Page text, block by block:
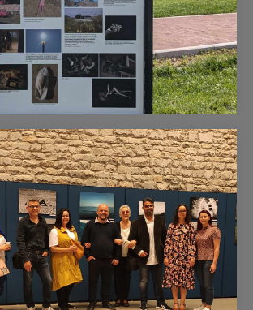
Λέσχη Κορίνθου συμμετέχει
Network (EPN) στα
Club 29 Σεπτεμβρίου 2024 Για
η Φωτογραφική Λέσχη Κορίνθου
“Entefxis…